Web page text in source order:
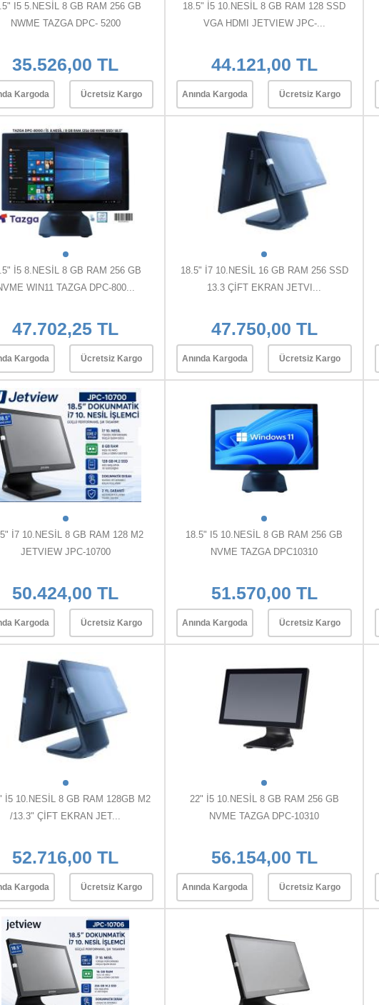
I5 5.NESİL 8 GB RAM 256 GB
NWME TAZGA DPC- 5200
35.526,00 TL
Kargoda Ücretsiz Kargo
18.5" İ5 10.NESİL 8 GB RAM 128 SSD
VGA HDMI JETVIEW JPC-...
44.121,00 TL
Anında Kargoda Ücretsiz Kargo
İ5 8.NESİL 8 GB RAM 256 GB
WIN11 TAZGA DPC-800...
47.702,25 TL
Kargoda Ücretsiz Kargo
18.5" İ7 10.NESİL 16 GB RAM 256 SSD
13.3 ÇİFT EKRAN JETVI...
47.750,00 TL
Anında Kargoda Ücretsiz Kargo
İ7 10.NESİL 8 GB RAM 128 M2
JETVIEW JPC-10700
50.424,00 TL
Kargoda Ücretsiz Kargo
18.5" I5 10.NESİL 8 GB RAM 256 GB
NVME TAZGA DPC10310
51.570,00 TL
Anında Kargoda Ücretsiz Kargo
İ5 10.NESİL 8 GB RAM 128GB M2
/13.3" ÇİFT EKRAN JET...
52.716,00 TL
Kargoda Ücretsiz Kargo
22" İ5 10.NESİL 8 GB RAM 256 GB
NVME TAZGA DPC-10310
56.154,00 TL
Anında Kargoda Ücretsiz Kargo